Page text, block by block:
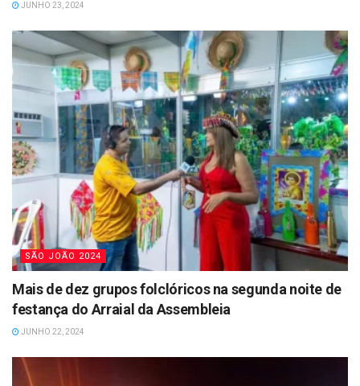
JUNHO 23, 2024
SÃO JOÃO 2024
Mais de dez grupos folclóricos na segunda noite de
festança do Arraial da Assembleia
JUNHO 22, 2024